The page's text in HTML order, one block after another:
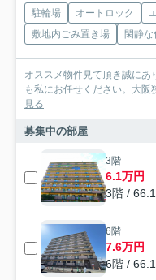
駐輪場 オートロック
敷地内ごみ置き場
閑静
オススメ物件見て頂き誠に
も私にお任せください。大
見る
募集中の部屋
3階
6.1万円
3階 /
6階
7.6万円
6階 /